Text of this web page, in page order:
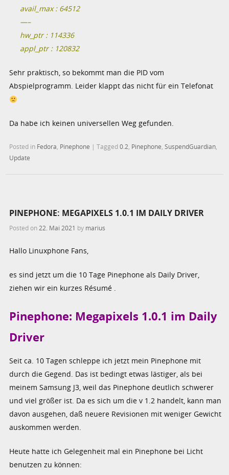
avail_max : 64512
—–
hw_ptr : 114336
appl_ptr : 120832
Sehr praktisch, so bekommt man die PID vom
Abspielprogramm. Leider klappt das nicht für ein Telefonat
Da habe ich keinen universellen Weg gefunden.
Posted in Fedora, Pinephone |Tagged0.2, Pinephone,SuspendGuardian,
Update
PINEPHONE: MEGAPIXELS 1.0.1 IM DAILY DRIVER
Posted on 22. Mai 2021 by marius
Hallo Linuxphone Fans,
es sind jetzt um die 10 Tage Pinephone als Daily Driver,
ziehen wir ein kurzes Résumé .
Pinephone: Megapixels 1.0.1 im Daily
Driver
Seit ca. 10 Tagen schleppe ich jetzt mein Pinephone mit
durch die Gegend. Das ist bedingt etwas lästiger, als bei
meinem Samsung J3, weil das Pinephone deutlich schwerer
und viel größer ist. Da es sich um die v 1.2 handelt, kann man
davon ausgehen, daß neuere Revisionen mit weniger Gewicht
auskommen werden.
Heute hatte ich Gelegenheit mal ein Pinephone bei Licht
benutzen zu können: